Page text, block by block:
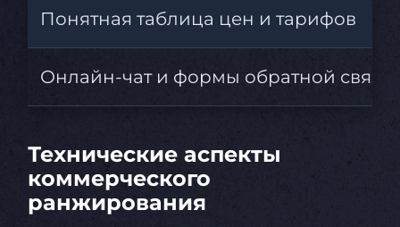
Понятная таблица цен и тарифов
Онлайн-чат и формы обратной связи
Технические аспекты
коммерческого
ранжирования